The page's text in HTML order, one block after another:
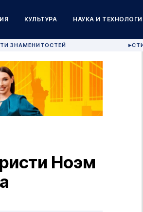
КУЛЬТУРА НАУКА И
ЗНАМЕНИТОСТЕЙ ▶
Ноэм